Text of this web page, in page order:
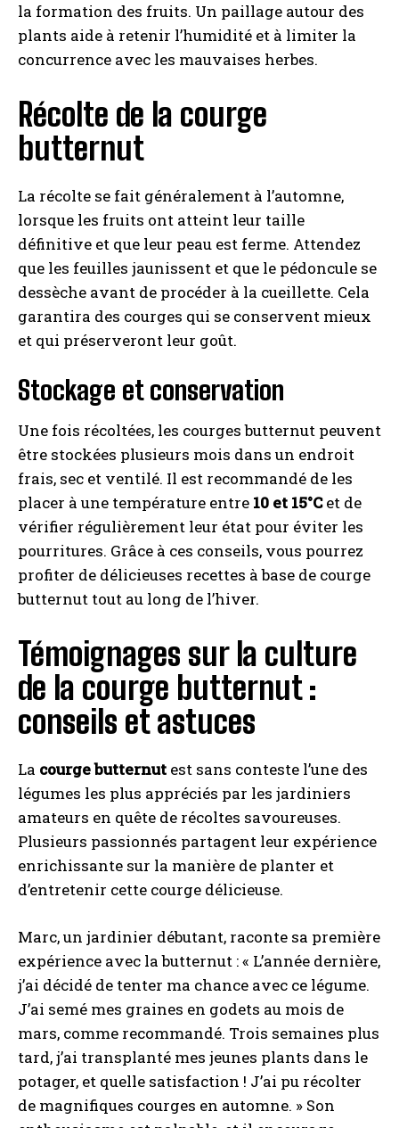
la formation des fruits. Un paillage autour des
plants aide à retenir l’humidité et à limiter la
concurrence avec les mauvaises herbes.
Récolte de la courge
butternut
La récolte se fait généralement à l’automne,
lorsque les fruits ont atteint leur taille
définitive et que leur peau est ferme. Attendez
que les feuilles jaunissent et que le pédoncule se
dessèche avant de procéder à la cueillette. Cela
garantira des courges qui se conservent mieux
et qui préserveront leur goût.
Stockage et conservation
Une fois récoltées, les courges butternut peuvent
être stockées plusieurs mois dans un endroit
frais, sec et ventilé. Il est recommandé de les
placer à une température entre 10 et 15°Cet de
vérifier régulièrement leur état pour éviter les
pourritures. Grâce à ces conseils, vous pourrez
profiter de délicieuses recettes à base de courge
butternut tout au long de l’hiver.
Témoignages sur la culture
de la courge butternut :
conseils et astuces
La courge butternut est sans conteste l’une des
légumes les plus appréciés par les jardiniers
amateurs en quête de récoltes savoureuses.
Plusieurs passionnés partagent leur expérience
enrichissante sur la manière de planter et
d’entretenir cette courge délicieuse.
Marc, un jardinier débutant, raconte sa première
expérience avec la butternut : « L’année dernière,
j’ai décidé de tenter ma chance avec ce légume.
J’ai semé mes graines en godets au mois de
mars, comme recommandé. Trois semaines plus
tard, j’ai transplanté mes jeunes plants dans le
potager, et quelle satisfaction ! J’ai pu récolter
de magnifiques courges en automne. » Son